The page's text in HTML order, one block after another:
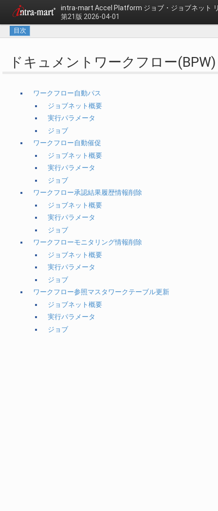
intra-mart Accel Platform ジョブ・ジョブネット
第21版 2026-04-01
目次
ドキュメントワークフロー(BPW)
ワークフロー自動パス
ジョブネット概要
実行パラメータ
ジョブ
ワークフロー自動催促
ジョブネット概要
実行パラメータ
ジョブ
ワークフロー承認結果履歴情報削除
ジョブネット概要
実行パラメータ
ジョブ
ワークフローモニタリング情報削除
ジョブネット概要
実行パラメータ
ジョブ
ワークフロー参照マスタワークテーブル更新
ジョブネット概要
実行パラメータ
ジョブ